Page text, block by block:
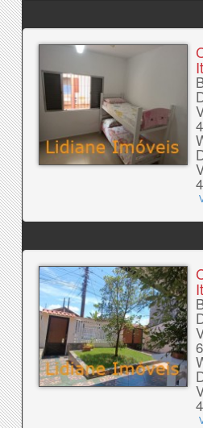
4
6